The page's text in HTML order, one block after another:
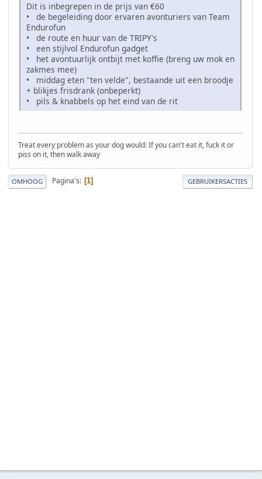
Dit is inbegrepen in de prijs van €60
• de begeleiding door ervaren avonturiers van Team
Endurofun
• de route en huur van de TRIPY's
• een stijlvol Endurofun gadget
• het avontuurlijk ontbijt met koffie (breng uw mok en
zakmes mee)
• middag eten "ten velde", bestaande uit een broodje
+ blikjes frisdrank (onbeperkt)
• pils & knabbels op het eind van de rit
Treat every problem as your dog would: If you can't eat it, fuck it or
piss on it, then walk away
OMHOOG Pagina's 1 GEBRUIKERSACTIES